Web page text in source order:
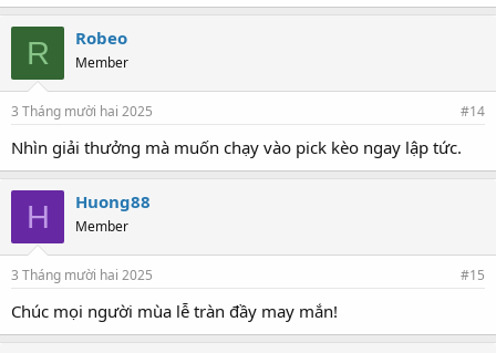
R Robeo
Member
3 Tháng mười hai 2025 #14
Nhìn giải thưởng mà muốn chạy vào pick kèo ngay lập tức.
H Huong88
Member
3 Tháng mười hai 2025 #15
Chúc mọi người mùa lễ tràn đầy may mắn!